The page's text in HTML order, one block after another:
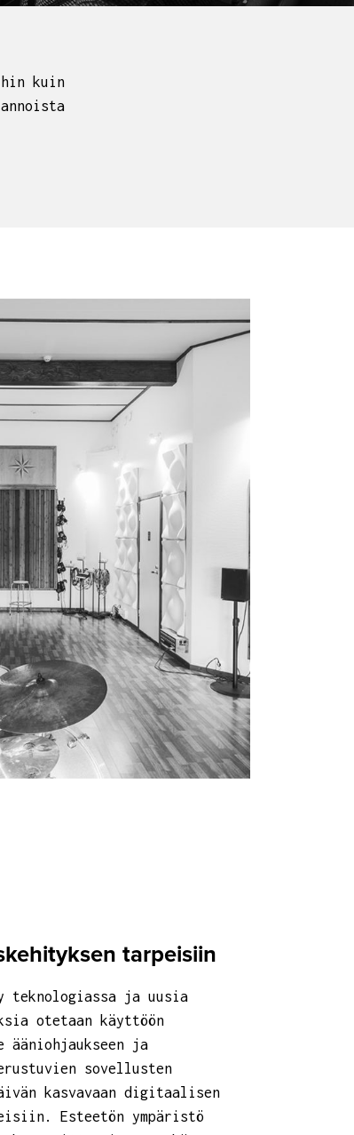
kuin
tarpeisiin
teknologiassa ja uusia
otetaan käyttöön
ääniohjaukseen ja
sovellusten
kasvavaan digitaalisen
Esteetön ympäristö